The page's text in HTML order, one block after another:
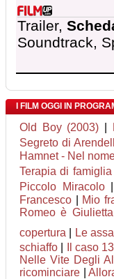
Trailer,
Soundtrack,
I FILM OGGI IN
Old Boy (2003)
Segreto di
Hamnet - Nel
Terapia di famiglia
Piccolo Miracolo
Francesco
Mio
Romeo è Giulietta
copertura
Le
schiaffo
Il caso
Nelle Vite Degli
ricominciare |